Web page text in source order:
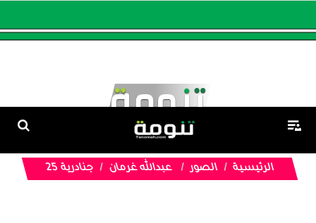
الرئيسية الصور عبدالله غرمان جنادرية 25